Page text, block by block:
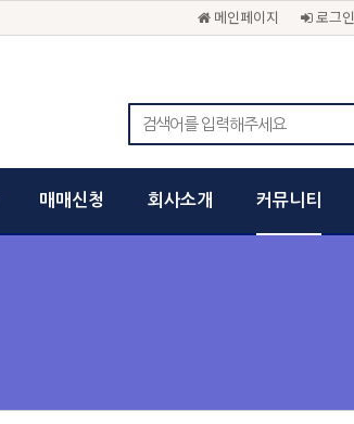
메인페이지 로그인
매매신청 회사소개 커뮤니티